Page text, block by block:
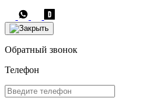
Обратный звонок
Телефон